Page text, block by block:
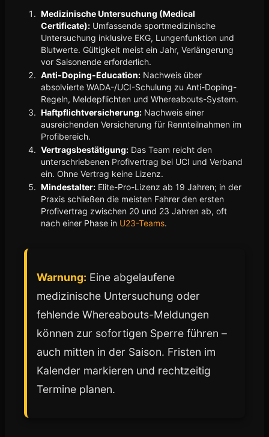
Medizinische Untersuchung (Medical
Certificate): Umfassende sportmedizinische
Untersuchung inklusive EKG, Lungenfunktion und
Blutwerte. Gültigkeit meist ein Jahr, Verlängerung
vor Saisonende erforderlich.
Anti-Doping-Education: Nachweis über
absolvierte WADA-/UCI-Schulung zu Anti-Doping-
Regeln, Meldepflichten und Whereabouts-System.
Haftpflichtversicherung: Nachweis einer
ausreichenden Versicherung für Rennteilnahmen im
Profibereich.
Vertragsbestätigung: Das Team reicht den
unterschriebenen Profivertrag bei UCI und Verband
ein. Ohne Vertrag keine Lizenz.
Mindestalter: Elite-Pro-Lizenz ab 19 Jahren; in der
Praxis schließen die meisten Fahrer den ersten
Profivertrag zwischen 20 und 23 Jahren ab, oft
nach einer Phase in U23-Teams.
Warnung: Eine abgelaufene
medizinische Untersuchung oder
fehlende Whereabouts-Meldungen
können zur sofortigen Sperre führen –
auch mitten in der Saison. Fristen im
Kalender markieren und rechtzeitig
Termine planen.